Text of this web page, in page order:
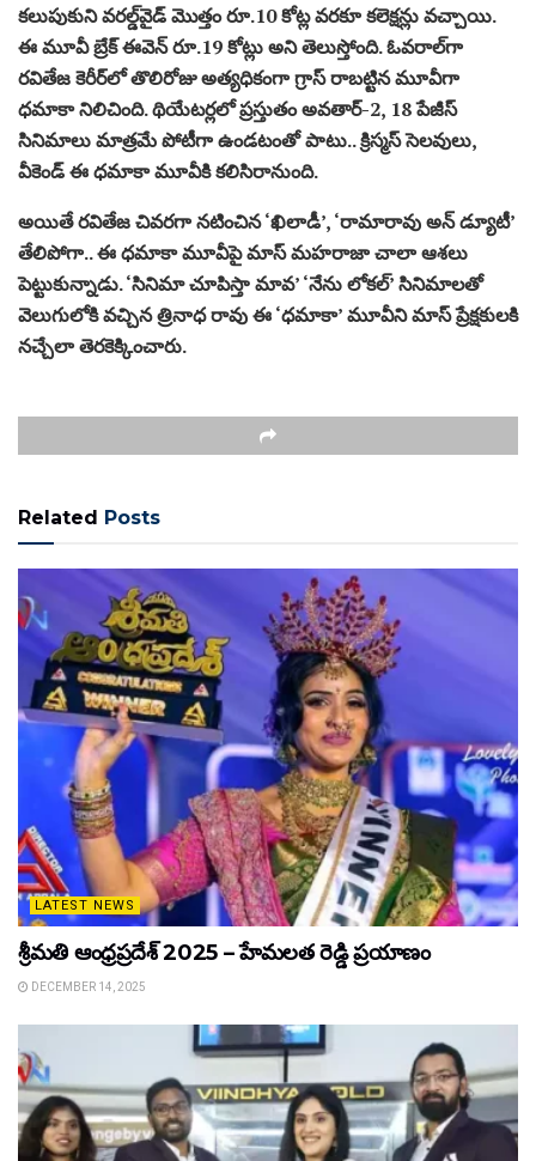
కలుపుకుని వరల్డ్‌వైడ్ మొత్తం రూ.10 కోట్ల వరకూ కలెక్షన్లు వచ్చాయి.
ఈ మూవీ బ్రేక్ ఈవెన్ రూ.19 కోట్లు అని తెలుస్తోంది. ఓవరాల్‌గా
రవితేజ కెరీర్‌లో తొలిరోజు అత్యధికంగా గ్రాస్ రాబట్టిన మూవీగా
ధమాకా నిలిచింది. థియేటర్లలో ప్రస్తుతం అవతార్-2, 18 పేజీస్
సినిమాలు మాత్రమే పోటీగా ఉండటంతో పాటు.. క్రిస్మస్ సెలవులు,
వీకెండ్ ఈ ధమాకా మూవీకి కలిసిరానుంది.
అయితే రవితేజ చివరగా నటించిన ‘ఖిలాడీ’, ‘రామారావు అన్ డ్యూటీ’
తేలిపోగా.. ఈ ధమాకా మూవీపై మాస్ మహరాజా చాలా ఆశలు
పెట్టుకున్నాడు. ‘సినిమా చూపిస్తా మావ’ ‘నేను లోకల్’ సినిమాలతో
వెలుగులోకి వచ్చిన త్రినాధ రావు ఈ ‘ధమాకా’ మూవీని మాస్ ప్రేక్షకులకి
నచ్చేలా తెరకెక్కించారు.
Related Posts
LATEST NEWS
శ్రీమతి ఆంధ్రప్రదేశ్ 2025 – హేమలత రెడ్డి ప్రయాణం
DECEMBER 14, 2025